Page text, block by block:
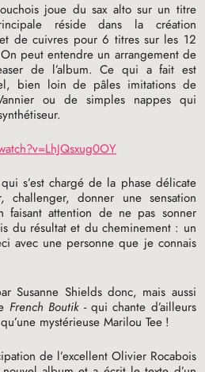
joue du sax alto sur un titre
réside dans la création
de cuivres pour 6 titres sur les 12
peut entendre un arrangement de
de l’album. Ce qui a fait est
bien loin de pâles imitations de
ou de simples nappes qui
s’est chargé de la phase délicate
donner une sensation
faisant attention de ne pas sonner
du résultat et du cheminement : un
avec une personne que je connais
Susanne Shields donc, mais aussi
French Boutik - qui chante d’ailleurs
mystérieuse Marilou Tee !
de l’excellent Olivier Rocabois